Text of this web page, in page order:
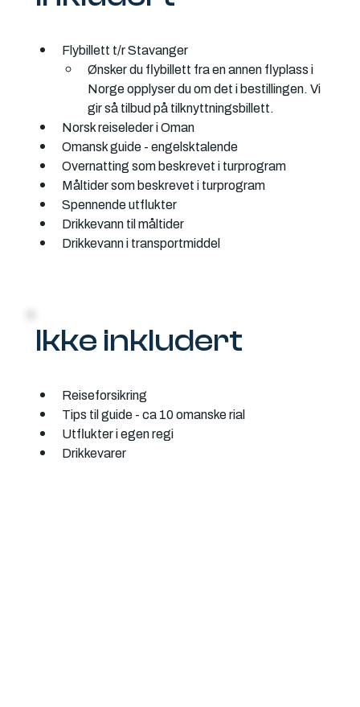
Ikke inkludert
Flybillett t/r Stavanger
Ønsker du flybillett fra en annen flyplass i
Norge opplyser du om det i bestillingen. Vi
gir så tilbud på tilknyttningsbillett.
Norsk reiseleder i Oman
Omansk guide - engelsktalende
Overnatting som beskrevet i turprogram
Måltider som beskrevet i turprogram
Spennende utflukter
Drikkevann til måltider
Drikkevann i transportmiddel
Reiseforsikring
Tips til guide - ca 10 omanske rial
Utflukter i egen regi
Drikkevarer